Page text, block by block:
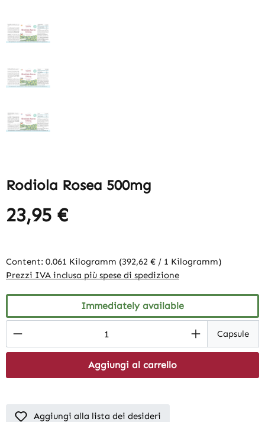
Rodiola Rosea 500mg
23,95 €
Content: 0.061 Kilogramm (392,62 € / 1 Kilogramm)
Prezzi IVA inclusa più spese di spedizione
Immediately available
Product Quantity: Enter the desiredCapsule
Aggiungi al carrello
Aggiungi alla lista dei desideri